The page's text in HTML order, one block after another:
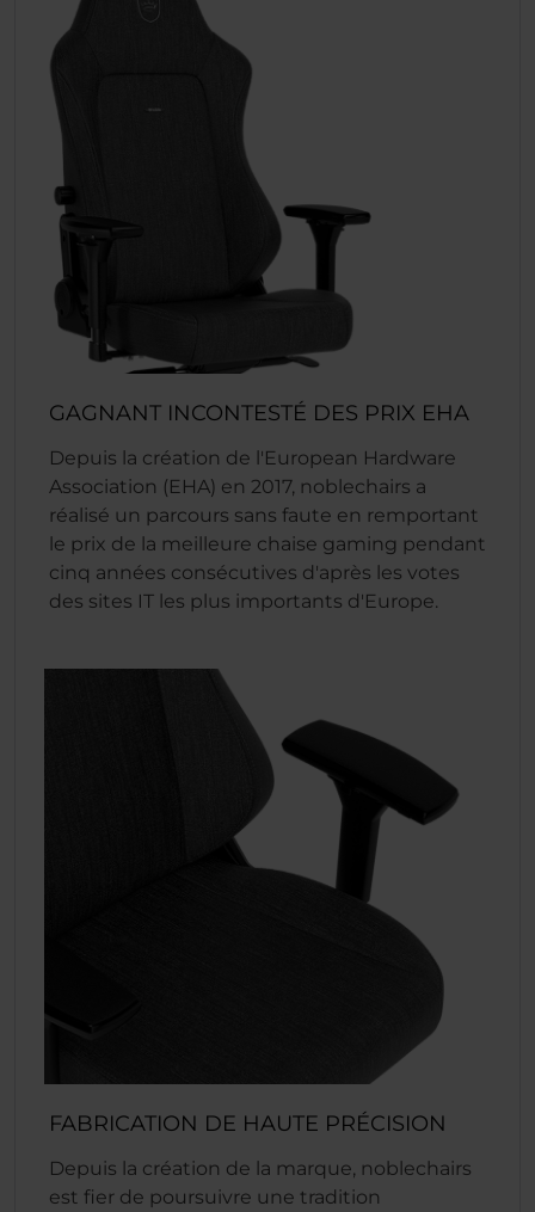
GAGNANT INCONTESTÉ DES PRIX EHA
Depuis la création de l'European Hardware
Association (EHA) en 2017, noblechairs a
réalisé un parcours sans faute en remportant
le prix de la meilleure chaise gaming pendant
cinq années consécutives d'après les votes
des sites IT les plus importants d'Europe.
FABRICATION DE HAUTE PRÉCISION
Depuis la création de la marque, noblechairs
est fier de poursuivre une tradition